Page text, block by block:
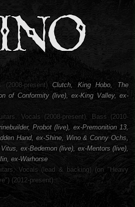
(2008-present)Clutch, King Hobo, The
of Conformity (live), ex-King Valley, ex-
Vocals (2008-present), Bass (2010-
Probot (live), ex-Premonition 13,
Hand, ex-Shine, Wino & Conny Ochs,
ex-Bedemon (live), ex-Mentors (live),
ex-Warhorse
Vocals (lead & backing) (on "Heavy
(2012-present)